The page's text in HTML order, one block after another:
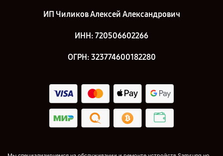
ИП Чиликов Алексей Александрович
ИНН: 720506602266
ОГРН: 323774600182280